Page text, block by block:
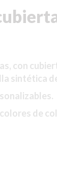
con
sintética
de